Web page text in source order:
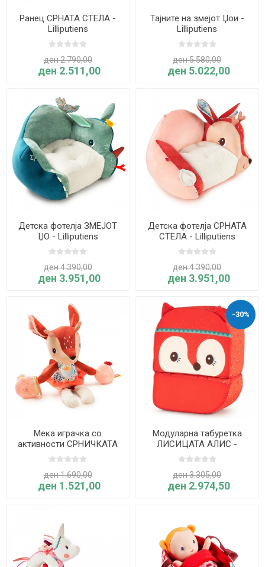
Ранец СРНАТА СТЕЛА -
Lilliputiens
ден 2.790,00
ден 2.511,00
Тајните на змејот Џои -
Lilliputiens
ден 5.580,00
ден 5.022,00
Детска фотелја ЗМЕЈОТ
ЏО - Lilliputiens
ден 4.390,00
ден 3.951,00
Детска фотелја СРНАТА
СТЕЛА - Lilliputiens
ден 4.390,00
ден 3.951,00
Мека играчка со
активности СРНИЧКАТА
СТЕЛА - Lilliputiens
ден 1.690,00
ден 1.521,00
-30%
Модуларна табуретка
ЛИСИЦАТА АЛИС -
Lilliputiens
ден 3.305,00
ден 2.974,50